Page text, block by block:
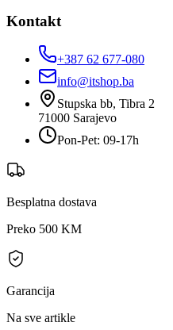
Kontakt
+387 62 677-080
info@itshop.ba
Stupska bb, Tibra 2
71000 Sarajevo
Pon-Pet: 09-17h
Besplatna dostava
Preko 500 KM
Garancija
Na sve artikle